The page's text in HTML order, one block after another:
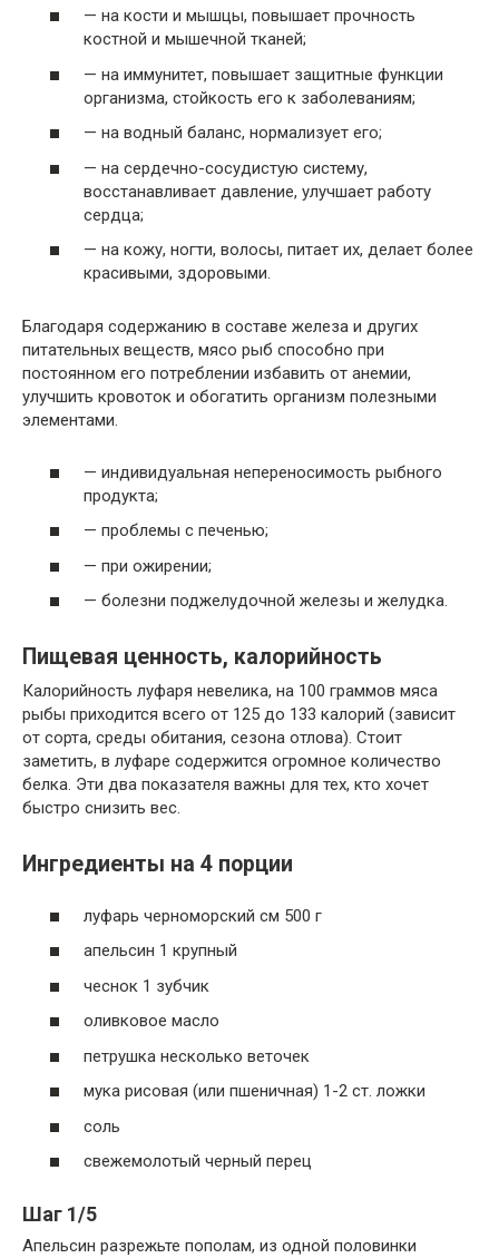
— на кости и мышцы, повышает прочность
костной и мышечной тканей;
— на иммунитет, повышает защитные функции
организма, стойкость его к заболеваниям;
— на водный баланс, нормализует его;
— на сердечно-сосудистую систему,
восстанавливает давление, улучшает работу
сердца;
— на кожу, ногти, волосы, питает их, делает более
красивыми, здоровыми.
Благодаря содержанию в составе железа и других
питательных веществ, мясо рыб способно при
постоянном его потреблении избавить от анемии,
улучшить кровоток и обогатить организм полезными
элементами.
— индивидуальная непереносимость рыбного
продукта;
— проблемы с печенью;
— при ожирении;
— болезни поджелудочной железы и желудка.
Пищевая ценность, калорийность
Калорийность луфаря невелика, на 100 граммов мяса
рыбы приходится всего от 125 до 133 калорий (зависит
от сорта, среды обитания, сезона отлова). Стоит
заметить, в луфаре содержится огромное количество
белка. Эти два показателя важны для тех, кто хочет
быстро снизить вес.
Ингредиенты на 4 порции
луфарь черноморский см 500 г
апельсин 1 крупный
чеснок 1 зубчик
оливковое масло
петрушка несколько веточек
мука рисовая (или пшеничная) 1-2 ст. ложки
соль
свежемолотый черный перец
Шаг 1/5
Апельсин разрежьте пополам, из одной половинки